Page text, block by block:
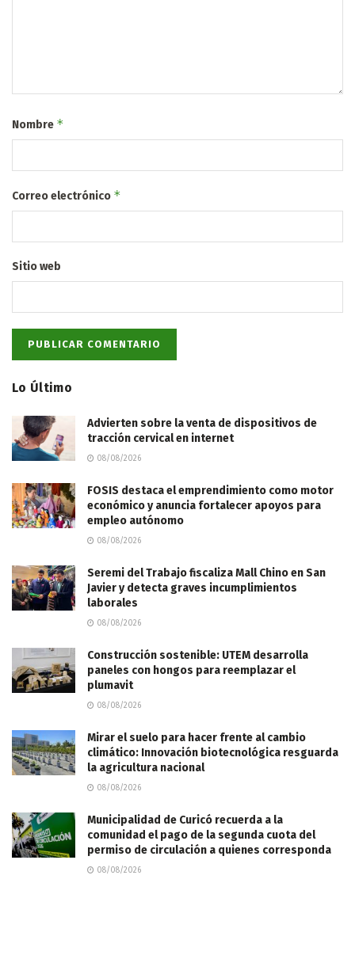
Nombre *
Correo electrónico *
Sitio web
Lo Último
Advierten sobre la venta de dispositivos de
tracción cervical en internet
08/08/2026
FOSIS destaca el emprendimiento como motor
económico y anuncia fortalecer apoyos para
empleo autónomo
08/08/2026
Seremi del Trabajo fiscaliza Mall Chino en San
Javier y detecta graves incumplimientos
laborales
08/08/2026
Construcción sostenible: UTEM desarrolla
paneles con hongos para reemplazar el
plumavit
08/08/2026
Mirar el suelo para hacer frente al cambio
climático: Innovación biotecnológica resguarda
la agricultura nacional
08/08/2026
Municipalidad de Curicó recuerda a la
comunidad el pago de la segunda cuota del
permiso de circulación a quienes corresponda
08/08/2026